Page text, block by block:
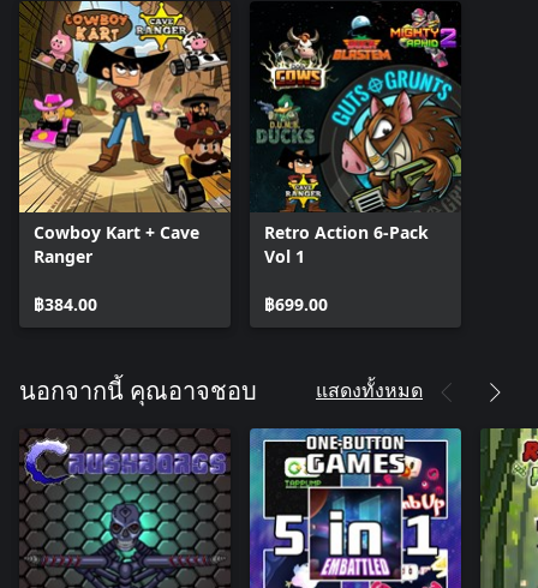
Cowboy Kart + Cave
Ranger
฿384.00
Retro Action 6-Pack
Vol 1
฿699.00
นอกจากนี้ คุณอาจชอบ แสดงทั้งหมด